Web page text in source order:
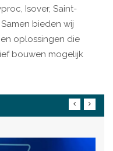
Isover, Saint-
bieden wij
oplossingen die
bouwen mogelijk